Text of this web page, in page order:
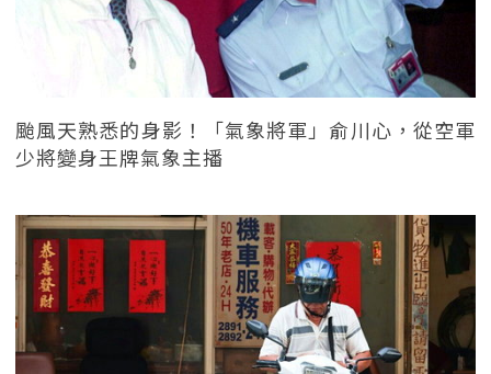
颱風天熟悉的身影！「氣象將軍」俞川心，從空軍
少將變身王牌氣象主播